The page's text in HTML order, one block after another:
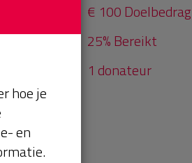
€ 100 Doelbedrag
25% Bereikt
1 donateur
hoe je
en